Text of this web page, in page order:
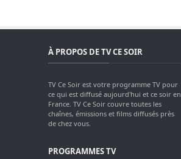
À PROPOS DE TV CE SOIR
TV Ce Soir est votre programme TV pour
ce qui est diffusé aujourd'hui et ce soir en
France. TV Ce Soir couvre toutes les
chaînes, émissions et films diffusés près
de chez vous.
PROGRAMMES TV